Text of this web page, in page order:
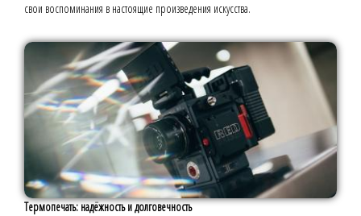
свои воспоминания в настоящие произведения искусства.
Термопечать: надёжность и долговечность